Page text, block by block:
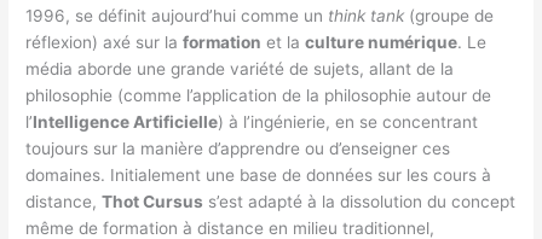
1996, se définit aujourd’hui comme un think tank (groupe de
réflexion) axé sur laformation et laculture numérique. Le
média aborde une grande variété de sujets, allant de la
philosophie (comme l’application de la philosophie autour de
l’Intelligence Artificielle) à l’ingénierie, en se concentrant
toujours sur la manière d’apprendre ou d’enseigner ces
domaines. Initialement une base de données sur les cours à
distance,Thot Cursus s’est adapté à la dissolution du concept
même de formation à distance en milieu traditionnel,